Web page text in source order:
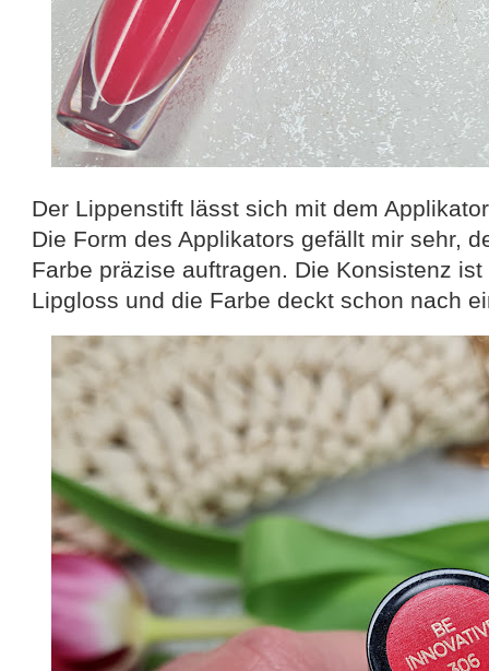
Der Lippenstift lässt sich mit dem
Die Form des Applikators gefällt mir sehr,
Farbe präzise auftragen. Die Konsistenz
Lipgloss und die Farbe deckt schon nach